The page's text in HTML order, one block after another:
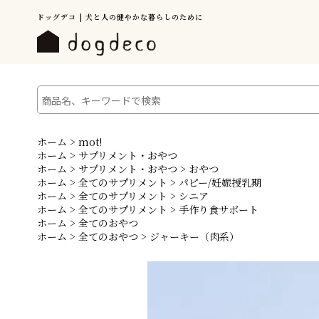
ドッグデコ | 犬と人の健やかな暮らしのために
ホーム > mot!
ホーム > サプリメント・おやつ
ホーム > サプリメント・おやつ > おやつ
ホーム > 全てのサプリメント > パピー/妊娠授乳期
ホーム > 全てのサプリメント > シニア
ホーム > 全てのサプリメント > 手作り食サポート
ホーム > 全てのおやつ
ホーム > 全てのおやつ > ジャーキー（肉系）